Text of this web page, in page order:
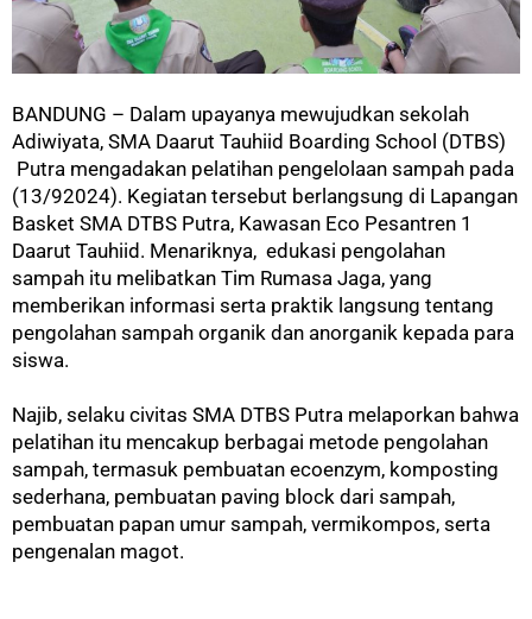
BANDUNG – Dalam upayanya mewujudkan sekolah
Adiwiyata, SMA Daarut Tauhiid Boarding School (DTBS)
Putra mengadakan pelatihan pengelolaan sampah pada
(13/92024). Kegiatan tersebut berlangsung di Lapangan
Basket SMA DTBS Putra, Kawasan Eco Pesantren 1
Daarut Tauhiid. Menariknya, edukasi pengolahan
sampah itu melibatkan Tim Rumasa Jaga, yang
memberikan informasi serta praktik langsung tentang
pengolahan sampah organik dan anorganik kepada para
siswa.
Najib, selaku civitas SMA DTBS Putra melaporkan bahwa
pelatihan itu mencakup berbagai metode pengolahan
sampah, termasuk pembuatan ecoenzym, komposting
sederhana, pembuatan paving block dari sampah,
pembuatan papan umur sampah, vermikompos, serta
pengenalan magot.